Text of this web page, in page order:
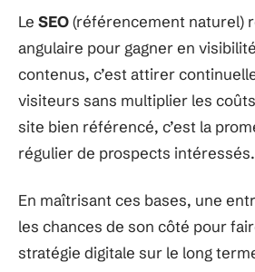
Le SEO(référencement naturel)
angulaire pour gagner en
contenus, c’est attirer
visiteurs sans multiplier les
site bien référencé, c’est la
régulier de prospects intéressés.
En maîtrisant ces bases, une
les chances de son côté pour
stratégie digitale sur le long